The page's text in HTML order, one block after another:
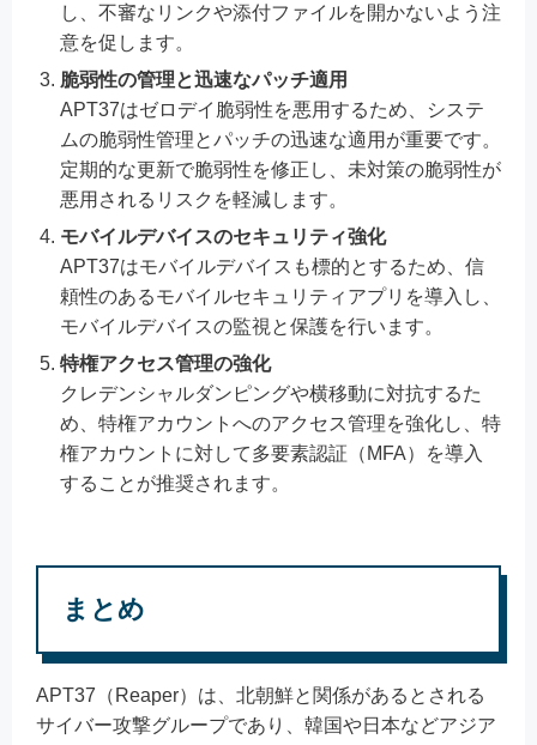
し、不審なリンクや添付ファイルを開かないよう注
意を促します。
脆弱性の管理と迅速なパッチ適用
APT37はゼロデイ脆弱性を悪用するため、システ
ムの脆弱性管理とパッチの迅速な適用が重要です。
定期的な更新で脆弱性を修正し、未対策の脆弱性が
悪用されるリスクを軽減します。
モバイルデバイスのセキュリティ強化
APT37はモバイルデバイスも標的とするため、信
頼性のあるモバイルセキュリティアプリを導入し、
モバイルデバイスの監視と保護を行います。
特権アクセス管理の強化
クレデンシャルダンピングや横移動に対抗するた
め、特権アカウントへのアクセス管理を強化し、特
権アカウントに対して多要素認証（MFA）を導入
することが推奨されます。
まとめ
APT37（Reaper）は、北朝鮮と関係があるとされる
サイバー攻撃グループであり、韓国や日本などアジア